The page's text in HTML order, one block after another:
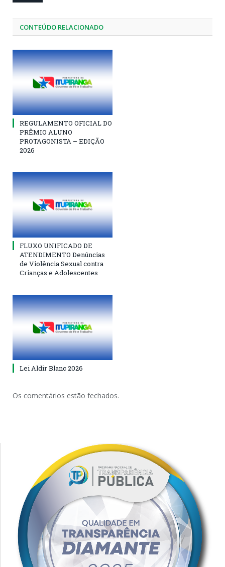
CONTEÚDO RELACIONADO
REGULAMENTO OFICIAL DO
PRÊMIO ALUNO
PROTAGONISTA – EDIÇÃO
2026
FLUXO UNIFICADO DE
ATENDIMENTO Denúncias
de Violência Sexual contra
Crianças e Adolescentes
Lei Aldir Blanc 2026
Os comentários estão fechados.